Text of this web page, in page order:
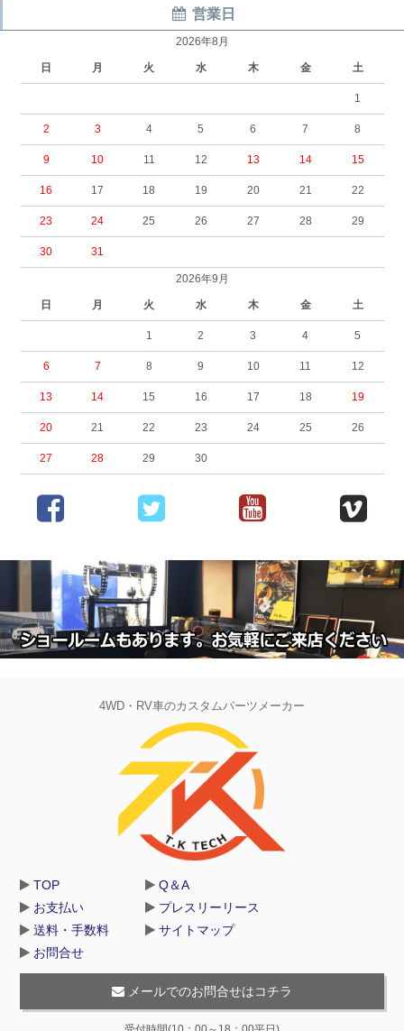
営業日
2026年8月
日 月 火 水 木 金 土
1
2 3 4 5 6 7 8
9 10 11 12 13 14 15
16 17 18 19 20 21 22
23 24 25 26 27 28 29
30 31
2026年9月
日 月 火 水 木 金 土
1 2 3 4 5
6 7 8 9 10 11 12
13 14 15 16 17 18 19
20 21 22 23 24 25 26
27 28 29 30
4WD・RV車のカスタムパーツメーカー
TOP
お支払い
送料・手数料
お問合せ
Q＆A
プレスリーリース
サイトマップ
メールでのお問合せはコチラ